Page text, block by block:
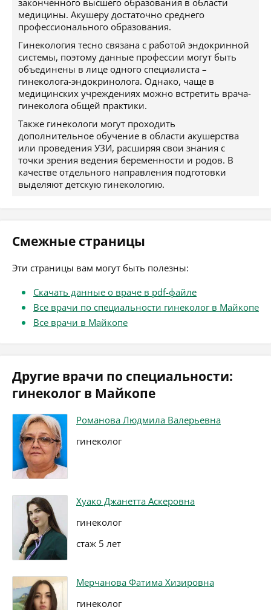
законченного высшего образования в области
медицины. Акушеру достаточно среднего
профессионального образования.
Гинекология тесно связана с работой эндокринной
системы, поэтому данные профессии могут быть
объединены в лице одного специалиста –
гинеколога-эндокринолога. Однако, чаще в
медицинских учреждениях можно встретить врача-
гинеколога общей практики.
Также гинекологи могут проходить
дополнительное обучение в области акушерства
или проведения УЗИ, расширяя свои знания с
точки зрения ведения беременности и родов. В
качестве отдельного направления подготовки
выделяют детскую гинекологию.
Смежные страницы
Эти страницы вам могут быть полезны:
Скачать данные о враче в pdf-файле
Все врачи по специальности гинеколог в Майкопе
Все врачи в Майкопе
Другие врачи по специальности:
гинеколог в Майкопе
Романова Людмила Валерьевна
гинеколог
Хуако Джанетта Аскеровна
гинеколог
стаж 5 лет
Мерчанова Фатима Хизировна
гинеколог